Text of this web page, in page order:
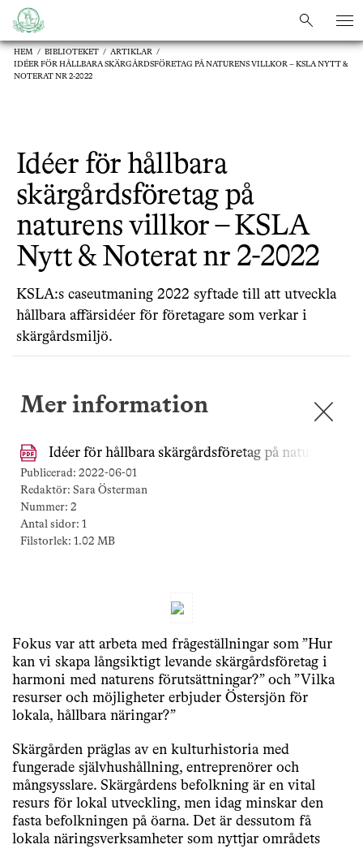
sök
sök
HEM / BIBLIOTEKET / ARTIKLAR /
IDÉER FÖR HÅLLBARA SKÄRGÅRDSFÖRETAG PÅ NATURENS VILLKOR – KSLA NYTT &
NOTERAT NR 2-2022
Idéer för hållbara
skärgårdsföretag på
naturens villkor – KSLA
Nytt & Noterat nr 2-2022
KSLA:s caseutmaning 2022 syftade till att utveckla
hållbara affärsidéer för företagare som verkar i
skärgårdsmiljö.
✕
Mer information
Idéer för hållbara skärgårdsföretag på naturens
Publicerad: 2022-06-01
Redaktör: Sara Österman
Nummer: 2
Antal sidor: 1
Filstorlek: 1.02 MB
Fokus var att arbeta med frågeställningar som ”Hur
kan vi skapa långsiktigt levande skärgårdsföretag i
harmoni med naturens förutsättningar?” och ”Vilka
resurser och möjligheter erbjuder Östersjön för
lokala, hållbara näringar?”
Skärgården präglas av en kulturhistoria med
fungerade självhushållning, entreprenörer och
mångsysslare. Skärgårdens befolkning är en vital
resurs för lokal utveckling, men idag minskar den
fasta befolkningen på öarna. Det är dessutom få
lokala näringsverksamheter som nyttjar områdets